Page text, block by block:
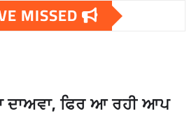
MISSED
ਦਾਅਵਾ, ਫਿਰ ਆ ਰਹੀ ਆਪ